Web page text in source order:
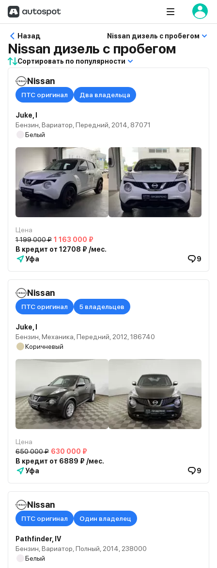
Назад Nissan дизель с пробегом
Nissan дизель с пробегом
Сортировать по популярности
Nissan
ПТС оригинал Два владельца
Juke, I
Бензин, Вариатор, Передний, 2014, 87071
Белый
Цена
1 199 000 ₽ 1 163 000 ₽
В кредит от 12708 ₽ /мес.
Уфа
9
Nissan
ПТС оригинал 5 владельцев
Juke, I
Бензин, Механика, Передний, 2012, 186740
Коричневый
Цена
650 000 ₽ 630 000 ₽
В кредит от 6889 ₽ /мес.
Уфа
9
Nissan
ПТС оригинал Один владелец
Pathfinder, IV
Бензин, Вариатор, Полный, 2014, 238000
Белый